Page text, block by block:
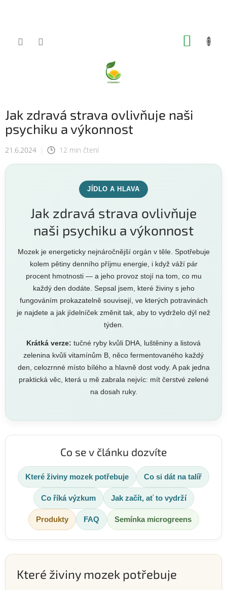
Jak zdravá strava ovlivňuje naši
psychiku a výkonnost
21.6.2024 12 min čtení
JÍDLO A HLAVA
Jak zdravá strava ovlivňuje
naši psychiku a výkonnost
Mozek je energeticky nejnáročnější orgán v těle. Spotřebuje
kolem pětiny denního příjmu energie, i když váží pár
procent hmotnosti — a jeho provoz stojí na tom, co mu
každý den dodáte. Sepsal jsem, které živiny s jeho
fungováním prokazatelně souvisejí, ve kterých potravinách
je najdete a jak jídelníček změnit tak, aby to vydrželo dýl než
týden.
Krátká verze: tučné ryby kvůli DHA, luštěniny a listová
zelenina kvůli vitamínům B, něco fermentovaného každý
den, celozrnné místo bílého a hlavně dost vody. A pak jedna
praktická věc, která u mě zabrala nejvíc: mít čerstvé zelené
na dosah ruky.
Co se v článku dozvíte
Které živiny mozek potřebuje Co si dát na talíř
Co říká výzkum Jak začít, ať to vydrží
Produkty FAQ Semínka microgreens
Které živiny mozek potřebuje